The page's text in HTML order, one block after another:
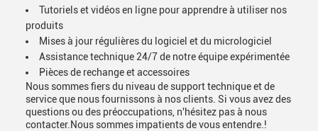
Tutoriels et vidéos en ligne pour apprendre à utiliser nos
produits
Mises à jour régulières du logiciel et du micrologiciel
Assistance technique 24/7 de notre équipe expérimentée
Pièces de rechange et accessoires
Nous sommes fiers du niveau de support technique et de
service que nous fournissons à nos clients. Si vous avez des
questions ou des préoccupations, n'hésitez pas à nous
contacter.Nous sommes impatients de vous entendre.!